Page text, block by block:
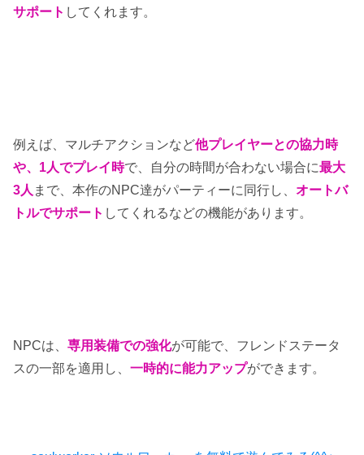
サポート してくれます。
例えば、マルチアクションなど他プレイヤーとの協力時
や、1人でプレイ時で、自分の時間が合わない場合に最大
3人 まで、本作のNPC達がパーティーに同行し、オートバ
トルでサポート してくれるなどの機能があります。
NPCは、専用装備での強化が可能で、フレンドステータ
スの一部を適用し、一時的に能力アップができます。